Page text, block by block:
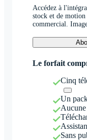
Accédez à
stock et de motion
commercial.
Le forfait
Cinq
Un
Sans